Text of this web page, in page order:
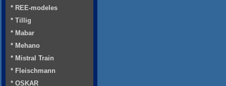
* REE-modeles
* Tillig
* Mabar
* Mehano
* Mistral Train
* Fleischmann
* OSKAR